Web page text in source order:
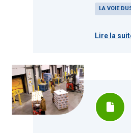
LA VOIE
Lire la